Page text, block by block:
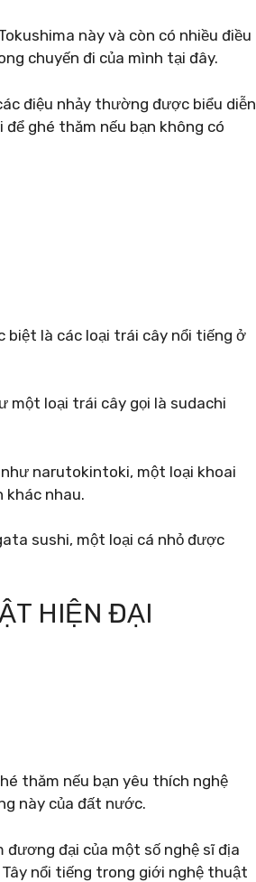
này và còn có nhiều điều
chuyến đi của mình tại đây.
điệu nhảy thường được biểu diễn
ghé thăm nếu bạn không có
biệt là các loại trái cây nổi tiếng ở
một loại trái cây gọi là sudachi
narutokintoki, một loại khoai
khác nhau.
sushi, một loại cá nhỏ được
HIỆN ĐẠI
thăm nếu bạn yêu thích nghệ
này của đất nước.
đại của một số nghệ sĩ địa
nổi tiếng trong giới nghệ thuật